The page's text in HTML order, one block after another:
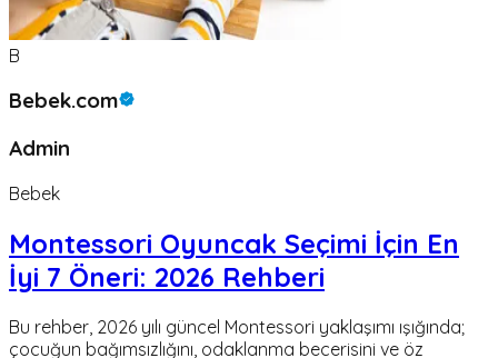
B
Bebek.com
Admin
Bebek
Montessori Oyuncak Seçimi İçin En
İyi 7 Öneri: 2026 Rehberi
Bu rehber, 2026 yılı güncel Montessori yaklaşımı ışığında;
çocuğun bağımsızlığını, odaklanma becerisini ve öz